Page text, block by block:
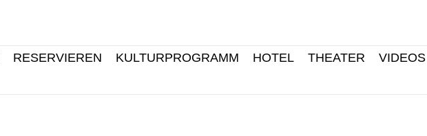
RESERVIEREN KULTURPROGRAMM HOTEL THEATER VIDEOS